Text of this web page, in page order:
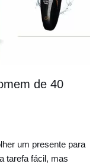
de 40
um presente para
tarefa fácil, mas